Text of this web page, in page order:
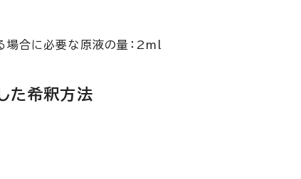
場合に必要な原液の量：2ml
た希釈方法